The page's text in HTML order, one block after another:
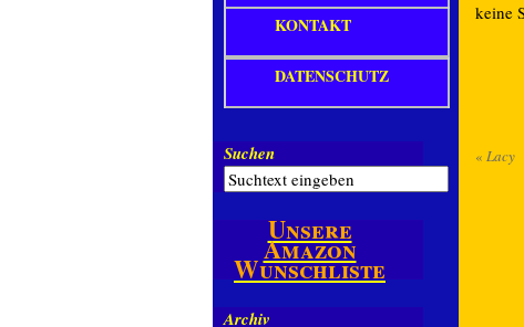
keine
« Lacy
KONTAKT
DATENSCHUTZ
Suchen
Unsere
Amazon
Wunschliste
Archiv